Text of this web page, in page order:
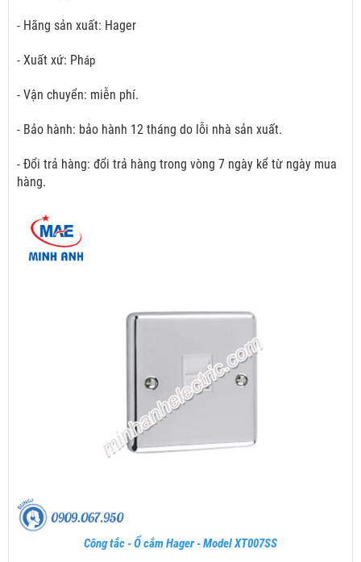
- Hãng sản xuất: Hager
- Xuất xứ: Pháp
- Vận chuyển: miễn phí.
- Bảo hành: bảo hành 12 tháng do lỗi nhà sản xuất.
- Đổi trả hàng: đổi trả hàng trong vòng 7 ngày kể từ ngày mua
hàng.
Công tắc - Ổ cắm Hager - Model XT007SS